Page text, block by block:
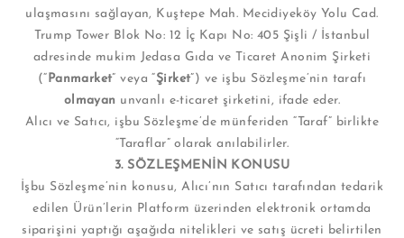
ulaşmasını sağlayan, Kuştepe Mah. Mecidiyeköy Yolu Cad.
Trump Tower Blok No: 12 İç Kapı No: 405 Şişli / İstanbul
adresinde mukim Jedasa Gıda ve Ticaret Anonim Şirketi
(“ Panmarket” veya “Şirket”) ve işbu Sözleşme’nin tarafı
olmayan unvanlı e-ticaret şirketini, ifade eder.
Alıcı ve Satıcı, işbu Sözleşme’de münferiden “Taraf” birlikte
“Taraflar” olarak anılabilirler.
3. SÖZLEŞMENİN KONUSU
İşbu Sözleşme’nin konusu, Alıcı’nın Satıcı tarafından tedarik
edilen Ürün’lerin Platform üzerinden elektronik ortamda
siparişini yaptığı aşağıda nitelikleri ve satış ücreti belirtilen